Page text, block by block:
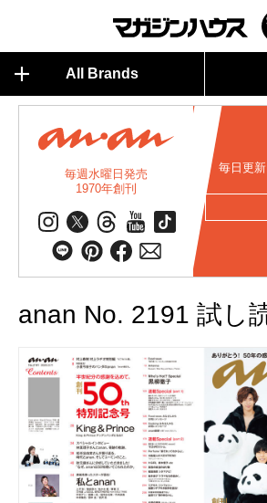
All Brands
毎週水曜日発売
1970年創刊
毎日更
anan No. 2191 試し